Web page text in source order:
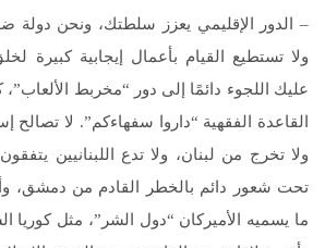
– الدور الإقليمي يعزز سلطتك، ونحن دولة
ولا تستطيع القيام بأعمال إيجابية كبيرة
عليك اللجوء دائمًا إلى دور “مخربط
القاعدة الفقهية “داروا سفهاءكم”. لا تصالح
ولا تخرج من لبنان، ولا تدع اللبنانيين
تحت شعور دائم بالخطر القادم من دمشق،
ما يسميه الأميركان “دول الشر”، مثل كوريا